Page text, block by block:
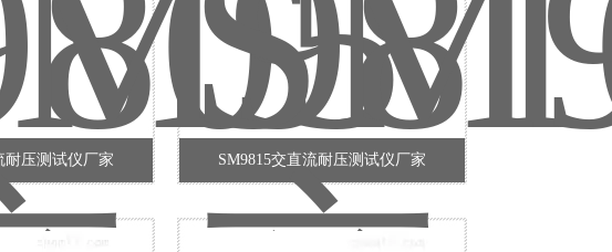
耐压测试仪厂家 SM9815交直流耐压测试仪厂家